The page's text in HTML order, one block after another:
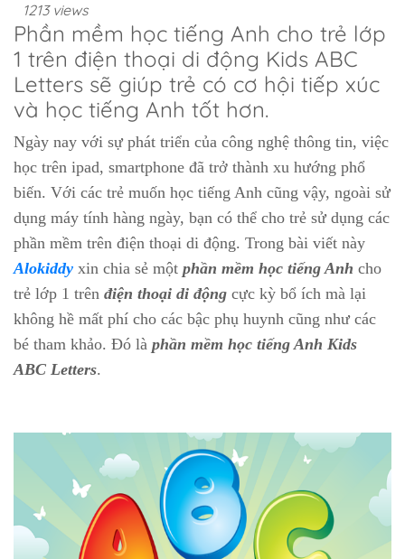
1213 views
Phần mềm học tiếng Anh cho trẻ lớp
1 trên điện thoại di động Kids ABC
Letters sẽ giúp trẻ có cơ hội tiếp xúc
và học tiếng Anh tốt hơn.
Ngày nay với sự phát triển của công nghệ thông tin, việc
học trên ipad, smartphone đã trở thành xu hướng phổ
biến. Với các trẻ muốn học tiếng Anh cũng vậy, ngoài sử
dụng máy tính hàng ngày, bạn có thể cho trẻ sử dụng các
phần mềm trên điện thoại di động. Trong bài viết này
Alokiddy xin chia sẻ một phần mềm học tiếng Anh cho
trẻ lớp 1 trên điện thoại di động cực kỳ bổ ích mà lại
không hề mất phí cho các bậc phụ huynh cũng như các
bé tham khảo. Đó là phần mềm học tiếng Anh Kids
ABC Letters.